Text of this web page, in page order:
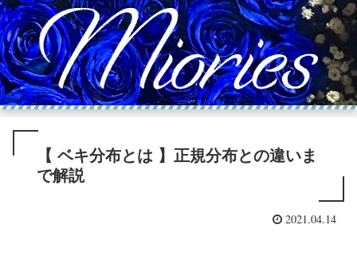
【 ベキ分布とは 】正規分布との違いま
で解説
2021.04.14